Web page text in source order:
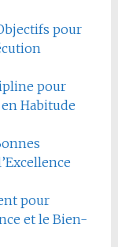
pour
pour
Habitude
pour
et le Bien-